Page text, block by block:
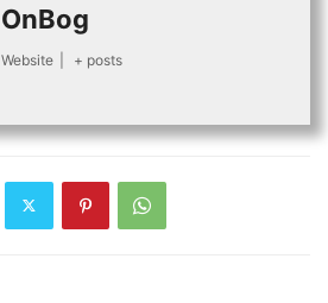
OnBog
Website + posts